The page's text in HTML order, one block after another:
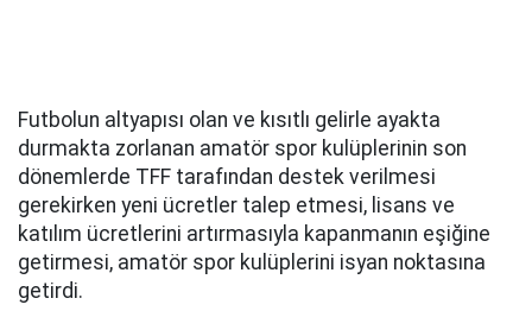
Futbolun altyapısı olan ve kısıtlı gelirle ayakta
durmakta zorlanan amatör spor kulüplerinin son
dönemlerde TFF tarafından destek verilmesi
gerekirken yeni ücretler talep etmesi, lisans ve
katılım ücretlerini artırmasıyla kapanmanın eşiğine
getirmesi, amatör spor kulüplerini isyan noktasına
getirdi.